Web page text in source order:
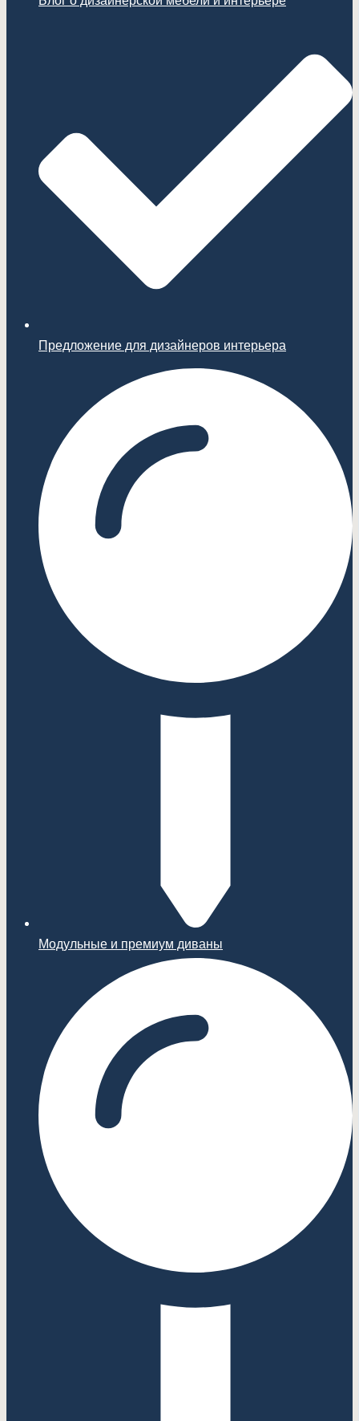
Предложение для дизайнеров интерьера
Модульные и премиум диваны